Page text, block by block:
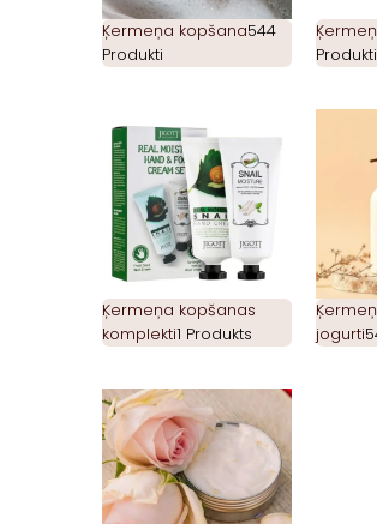
Ķermeņa kopšana544
Produkti
Produkti
Ķermeņa kopšanas
komplekti1 Produkts
jogurti